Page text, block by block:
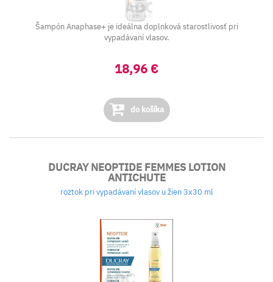
Šampón Anaphase+ je ideálna doplnková starostlivosť pri
vypadávaní vlasov.
18,96 €
do košíka
DUCRAY NEOPTIDE FEMMES LOTION
ANTICHUTE
roztok pri vypadávaní vlasov u žien 3x30 ml